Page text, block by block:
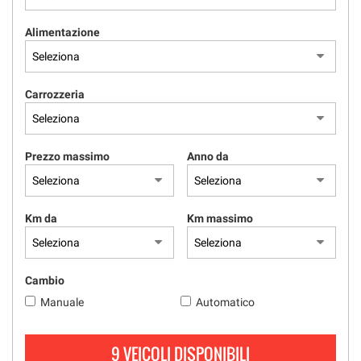
Alimentazione
Carrozzeria
Prezzo massimo Anno da
Km da Km massimo
Cambio
Manuale
Automatico
9 VEICOLI DISPONIBILI
adottiamo
per
offrire
funzionalità
svolgere
le
attività
seguito
descritte.
Per
ottenere
informazioni
sull'utilità